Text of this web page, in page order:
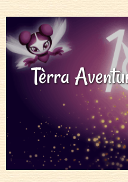
Tèrra